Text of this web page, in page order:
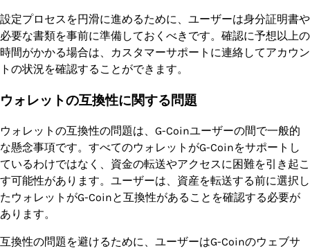
設定プロセスを円滑に進めるために、ユーザーは身分証明書や
必要な書類を事前に準備しておくべきです。確認に予想以上の
時間がかかる場合は、カスタマーサポートに連絡してアカウン
トの状況を確認することができます。
ウォレットの互換性に関する問題
ウォレットの互換性の問題は、G-Coinユーザーの間で一般的
な懸念事項です。すべてのウォレットがG-Coinをサポートし
ているわけではなく、資金の転送やアクセスに困難を引き起こ
す可能性があります。ユーザーは、資産を転送する前に選択し
たウォレットがG-Coinと互換性があることを確認する必要が
あります。
互換性の問題を避けるために、ユーザーはG-Coinのウェブサ